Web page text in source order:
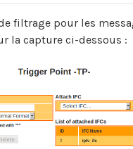
filtrage pour les
la capture ci-dessous :